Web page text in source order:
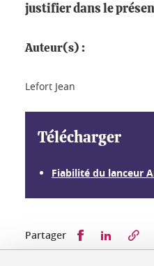
justifier dans le
Auteur(s) :
Lefort Jean
Télécharger
Fiabilité du lanceur
Partager Partager sur